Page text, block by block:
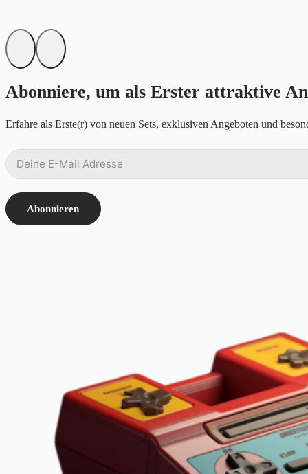
Abonniere, um als Erster attraktive
Erfahre als Erste(r) von neuen Sets, exklusiven Angeboten und
Abonnieren